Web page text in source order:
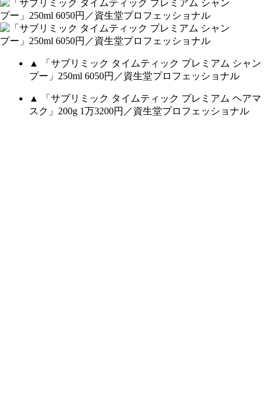
▲ 「サブリミック タイムティック プレミアム シャン
プー」250ml 6050円／資生堂プロフェッショナル
▲ 「サブリミック タイムティック プレミアム ヘアマ
スク」200g 1万3200円／資生堂プロフェッショナル